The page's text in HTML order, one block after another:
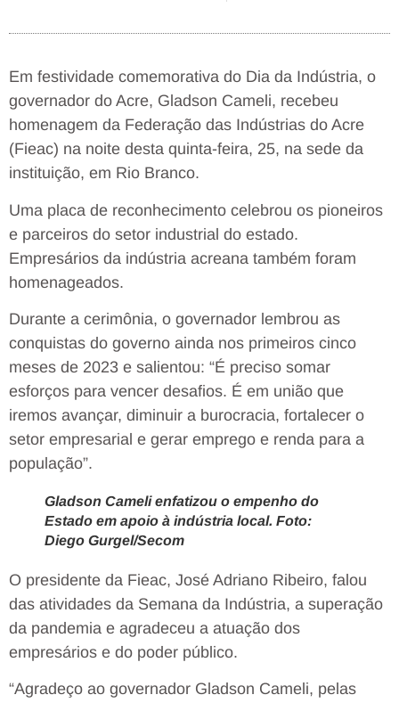
Em festividade comemorativa do Dia da Indústria, o
governador do Acre, Gladson Cameli, recebeu
homenagem da Federação das Indústrias do Acre
(Fieac) na noite desta quinta-feira, 25, na sede da
instituição, em Rio Branco.
Uma placa de reconhecimento celebrou os pioneiros
e parceiros do setor industrial do estado.
Empresários da indústria acreana também foram
homenageados.
Durante a cerimônia, o governador lembrou as
conquistas do governo ainda nos primeiros cinco
meses de 2023 e salientou: “É preciso somar
esforços para vencer desafios. É em união que
iremos avançar, diminuir a burocracia, fortalecer o
setor empresarial e gerar emprego e renda para a
população”.
Gladson Cameli enfatizou o empenho do
Estado em apoio à indústria local. Foto:
Diego Gurgel/Secom
O presidente da Fieac, José Adriano Ribeiro, falou
das atividades da Semana da Indústria, a superação
da pandemia e agradeceu a atuação dos
empresários e do poder público.
“Agradeço ao governador Gladson Cameli, pelas